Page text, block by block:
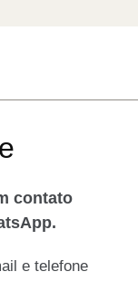
contato
e telefone